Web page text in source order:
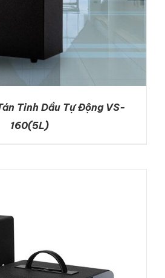
Tinh Dầu Tự Động VS-
160(5L)